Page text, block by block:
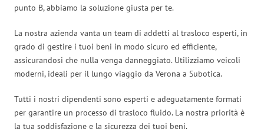
punto B, abbiamo la soluzione giusta per te.
La nostra azienda vanta un team di addetti al trasloco esperti, in
grado di gestire i tuoi beni in modo sicuro ed efficiente,
assicurandosi che nulla venga danneggiato. Utilizziamo veicoli
moderni, ideali per il lungo viaggio da Verona a Subotica.
Tutti i nostri dipendenti sono esperti e adeguatamente formati
per garantire un processo di trasloco fluido. La nostra priorità è
la tua soddisfazione e la sicurezza dei tuoi beni.